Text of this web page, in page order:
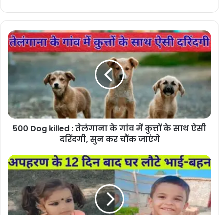
500
Dog
killed
:
के
कुत्तों
दरिंदगी,
सुन
कर
चौंक
जाएंगे
500 Dog killed : तेलंगाना के गांव में कुत्तों के साथ ऐसी
दरिंदगी, सुन कर चौंक जाएंगे
Children
kidnapping
अपहरण
के
12